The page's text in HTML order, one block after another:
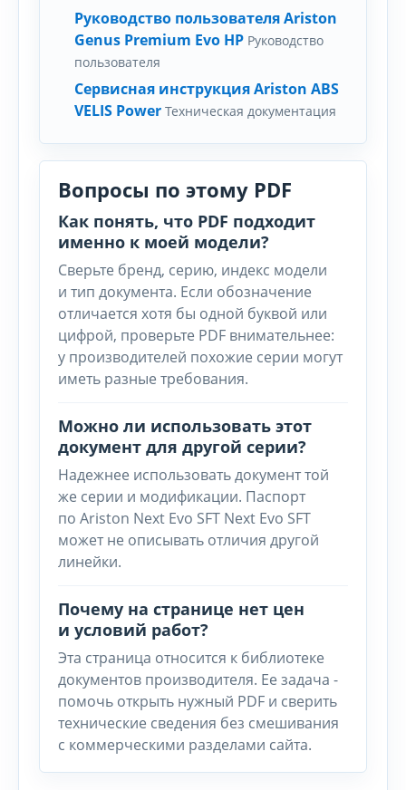
Руководство пользователя Ariston
Genus Premium Evo HP Руководство
пользователя
Сервисная инструкция Ariston ABS
VELIS Power Техническая документация
Вопросы по этому PDF
Как понять, что PDF подходит
именно к моей модели?
Сверьте бренд, серию, индекс модели
и тип документа. Если обозначение
отличается хотя бы одной буквой или
цифрой, проверьте PDF внимательнее:
у производителей похожие серии могут
иметь разные требования.
Можно ли использовать этот
документ для другой серии?
Надежнее использовать документ той
же серии и модификации. Паспорт
по Ariston Next Evo SFT Next Evo SFT
может не описывать отличия другой
линейки.
Почему на странице нет цен
и условий работ?
Эта страница относится к библиотеке
документов производителя. Ее задача -
помочь открыть нужный PDF и сверить
технические сведения без смешивания
с коммерческими разделами сайта.